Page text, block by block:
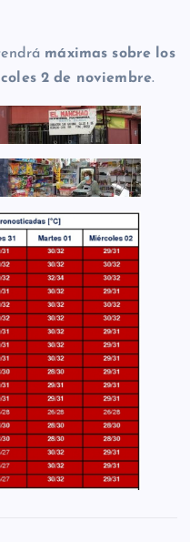
máximas sobre los
2 de noviembre.